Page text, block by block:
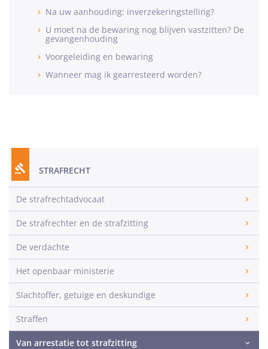
Na uw aanhouding: inverzekeringstelling?
U moet na de bewaring nog blijven vastzitten? De
gevangenhouding
Voorgeleiding en bewaring
Wanneer mag ik gearresteerd worden?
STRAFRECHT
De strafrechtadvocaat
De strafrechter en de strafzitting
De verdachte
Het openbaar ministerie
Slachtoffer, getuige en deskundige
Straffen
Van arrestatie tot strafzitting